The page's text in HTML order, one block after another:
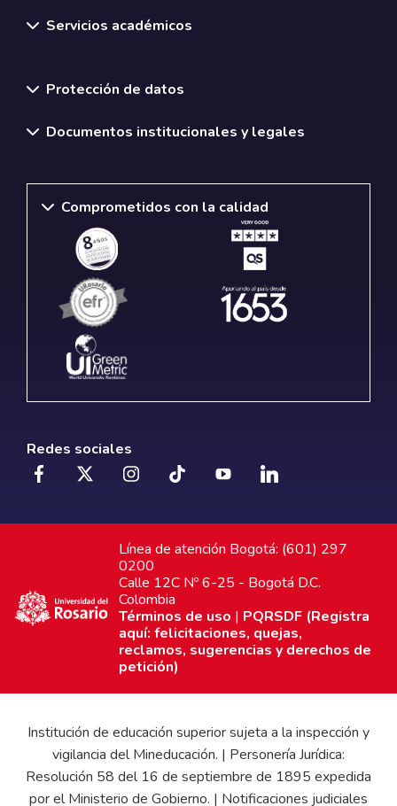
Servicios académicos
Protección de datos
Documentos institucionales y legales
Comprometidos con la calidad
Redes sociales
Línea de atención Bogotá: (601) 297
0200
Calle 12C Nº 6-25 - Bogotá D.C.
Colombia
Términos de uso | PQRSDF (Registra
aquí: felicitaciones, quejas,
reclamos, sugerencias y derechos de
petición)
Institución de educación superior sujeta a la inspección y
vigilancia del Mineducación. | Personería Jurídica:
Resolución 58 del 16 de septiembre de 1895 expedida
por el Ministerio de Gobierno. | Notificaciones judiciales